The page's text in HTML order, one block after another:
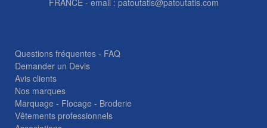
FRANCE - email : patoutatis@patoutatis.com
Questions fréquentes - FAQ
Demander un Devis
Avis clients
Nos marques
Marquage - Flocage - Broderie
Vêtements professionnels